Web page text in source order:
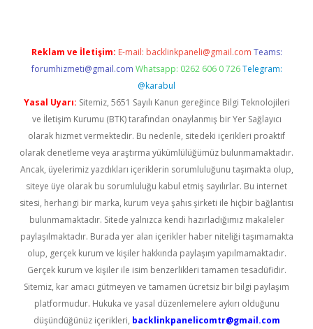
Reklam ve İletişim: E-mail: backlinkpaneli@gmail.com Teams:
forumhizmeti@gmail.com Whatsapp: 0262 606 0 726 Telegram:
@karabul
Yasal Uyarı: Sitemiz, 5651 Sayılı Kanun gereğince Bilgi Teknolojileri
ve İletişim Kurumu (BTK) tarafından onaylanmış bir Yer Sağlayıcı
olarak hizmet vermektedir. Bu nedenle, sitedeki içerikleri proaktif
olarak denetleme veya araştırma yükümlülüğümüz bulunmamaktadır.
Ancak, üyelerimiz yazdıkları içeriklerin sorumluluğunu taşımakta olup,
siteye üye olarak bu sorumluluğu kabul etmiş sayılırlar. Bu internet
sitesi, herhangi bir marka, kurum veya şahıs şirketi ile hiçbir bağlantısı
bulunmamaktadır. Sitede yalnızca kendi hazırladığımız makaleler
paylaşılmaktadır. Burada yer alan içerikler haber niteliği taşımamakta
olup, gerçek kurum ve kişiler hakkında paylaşım yapılmamaktadır.
Gerçek kurum ve kişiler ile isim benzerlikleri tamamen tesadüfidir.
Sitemiz, kar amacı gütmeyen ve tamamen ücretsiz bir bilgi paylaşım
platformudur. Hukuka ve yasal düzenlemelere aykırı olduğunu
düşündüğünüz içerikleri, backlinkpanelicomtr@gmail.com